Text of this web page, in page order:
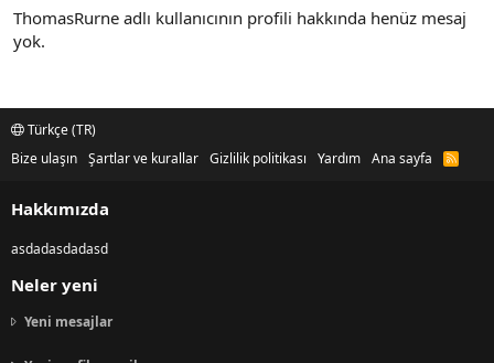
ThomasRurne adlı kullanıcının profili hakkında henüz mesaj
yok.
Türkçe (TR)
Bize ulaşın Şartlar ve kurallar Gizlilik politikası Yardım Ana sayfa
R
Hakkımızda
asdadasdadasd
Neler yeni
Yeni mesajlar